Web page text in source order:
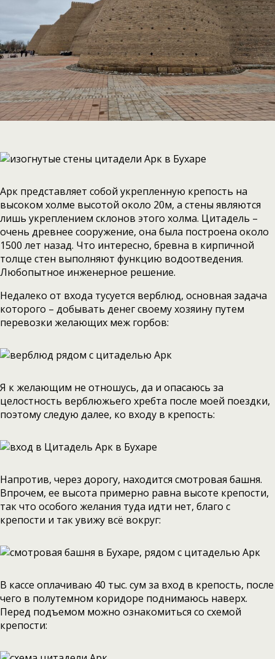
Арк представляет собой укрепленную крепость на
высоком холме высотой около 20м, а стены являются
лишь укреплением склонов этого холма. Цитадель –
очень древнее сооружение, она была построена около
1500 лет назад. Что интересно, бревна в кирпичной
толще стен выполняют функцию водоотведения.
Любопытное инженерное решение.
Недалеко от входа тусуется верблюд, основная задача
которого – добывать денег своему хозяину путем
перевозки желающих меж горбов:
Я к желающим не отношусь, да и опасаюсь за
целостность верблюжьего хребта после моей поездки,
поэтому следую далее, ко входу в крепость:
Напротив, через дорогу, находится смотровая башня.
Впрочем, ее высота примерно равна высоте крепости,
так что особого желания туда идти нет, благо с
крепости и так увижу всё вокруг:
В кассе оплачиваю 40 тыс. сум за вход в крепость, после
чего в полутемном коридоре поднимаюсь наверх.
Перед подъемом можно ознакомиться со схемой
крепости: